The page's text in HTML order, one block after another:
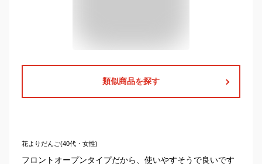
類似商品を探す
花よりだんご(40代・女性)
フロントオープンタイプだから、使いやすそうで良いです